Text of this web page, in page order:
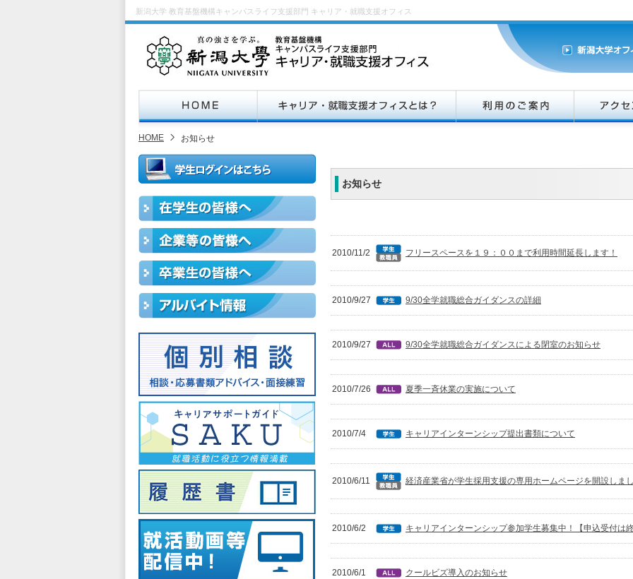
新潟大学 教育基盤機構キャンパスライフ支援部門 キャリア・就職支援オフィス
HOME お知らせ
お知らせ
2010/11/2 フリースペースを１９：００まで利用時間延長します！
2010/9/27 9/30全学就職総合ガイダンスの詳細
2010/9/27 9/30全学就職総合ガイダンスによる閉室のお知らせ
2010/7/26 夏季一斉休業の実施について
2010/7/4 キャリアインターンシップ提出書類について
2010/6/11 経済産業省が学生採用支援の専用ホームページを開設しま
2010/6/2 キャリアインターンシップ参加学生募集中！【申込受付は
2010/6/1 クールビズ導入のお知らせ